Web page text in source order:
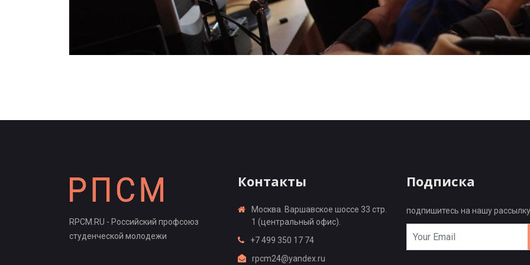
RPCM.RU - Российский профсоюз
студенческой молодежи
Контакты
Москва. Варшавское шоссе 33 стр.
1 (центральный офис).
+7 499 350 17 74
rpcm24@yandex.ru
Подписка
подпишитесь на нашу